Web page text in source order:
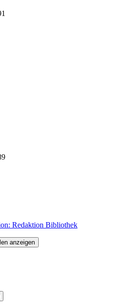
Redaktion Bibliothek
anzeigen